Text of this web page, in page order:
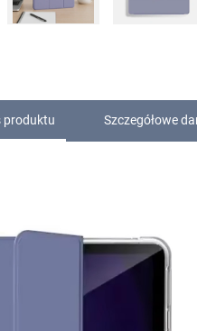
produktu Szczegółowe